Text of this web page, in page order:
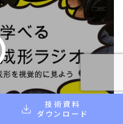
技術資料
ダウンロード